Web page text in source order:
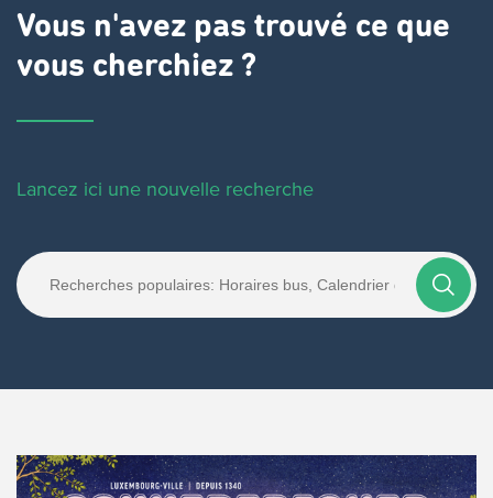
Vous n'avez pas trouvé ce que
vous cherchiez ?
Lancez ici une nouvelle recherche